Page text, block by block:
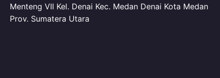
Menteng VII Kel. Denai Kec. Medan Denai Kota Medan
Prov. Sumatera Utara